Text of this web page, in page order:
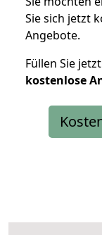
Sie sich jetzt
Angebote.
Füllen Sie
kostenlose